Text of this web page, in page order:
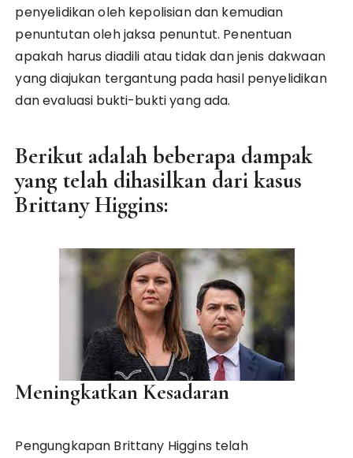
penyelidikan oleh kepolisian dan kemudian
penuntutan oleh jaksa penuntut. Penentuan
apakah harus diadili atau tidak dan jenis dakwaan
yang diajukan tergantung pada hasil penyelidikan
dan evaluasi bukti-bukti yang ada.
Berikut adalah beberapa dampak
yang telah dihasilkan dari kasus
Brittany Higgins:
Meningkatkan Kesadaran
Pengungkapan Brittany Higgins telah